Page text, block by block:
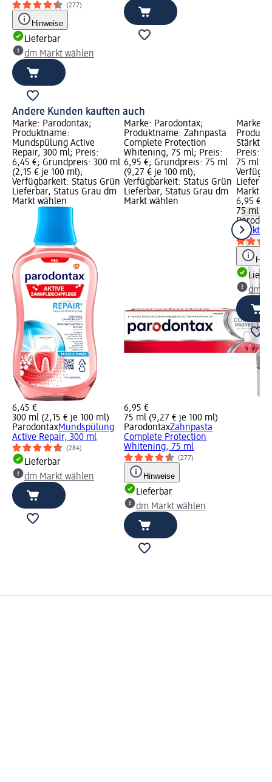
(277)
Hinweise
Lieferbar
dm Markt wählen
Andere Kunden kauften auch
Marke: Parodontax;
Produktname:
Mundspülung Active
Repair, 300 ml; Preis:
6,45 €; Grundpreis: 300 ml
(2,15 € je 100 ml);
Verfügbarkeit: Status Grün
Lieferbar, Status Grau dm
Markt wählen
6,45 €
300 ml (2,15 € je 100 ml)
ParodontaxMundspülung
Active Repair, 300 ml
(284)
Lieferbar
dm Markt wählen
Marke: Parodontax;
Produktname: Zahnpasta
Complete Protection
Whitening, 75 ml; Preis:
6,95 €; Grundpreis: 75 ml
(9,27 € je 100 ml);
Verfügbarkeit: Status Grün
Lieferbar, Status Grau dm
Markt wählen
6,95 €
75 ml (9,27 € je 100 ml)
ParodontaxZahnpasta
Complete Protection
Whitening, 75 ml
(277)
Hinweise
Lieferbar
dm Markt wählen
Marke:
Stärkt &
Preis:
75 ml
Markt
6,95 €
75 ml
Stärkt
dm